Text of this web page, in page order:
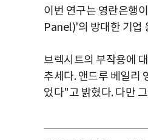
이번 연구는 영란은행
Panel)'의 방대한 기업
브렉시트의 부작용에
추세다. 앤드루 베일리
었다"고 밝혔다. 다만